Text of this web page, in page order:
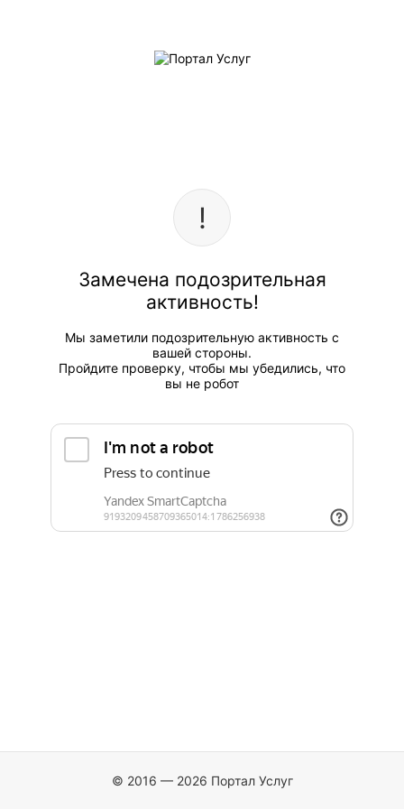
Замечена подозрительная
активность!
Мы заметили подозрительную активность с
вашей стороны.
Пройдите проверку, чтобы мы убедились, что
вы не робот
© 2016 — 2026 Портал Услуг